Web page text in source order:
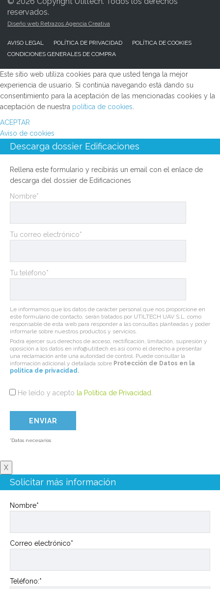
reservados.
Diseño web Retrazos Agencia Creativa
AVISO LEGAL POLÍTICA DE PRIVACIDAD
POLÍTICA DE COOKIES
CONDICIONES GENERALES DE COMPRA
Este sitio web utiliza cookies para que usted tenga la mejor
experiencia de usuario. Si continúa navegando está dando su
consentimiento para la aceptación de las mencionadas cookies y la
aceptación de nuestra política de cookies
ACEPTAR
Aviso de cookies
Descarga dossier Edificaciones
Rellena este formulario y recibirás un email con el enlace de
descarga del dossier de Edificaciones
Nombre*
Tu correo electrónico*
Tu teléfono*
Le informamos que los datos de carácter personal que nos proporcione en
este formulario de contacto, serán tratados por UTILTECH UAV S.L. como
responsable de esta web para responder a las consultas planteadas y poder
informarle sobre nuestros productos y servicios.
Podrá ejercer sus derechos de acceso, rectificación, limitación, supresión y
oposición a los datos en info@utiltech.es así como el derecho a presentar
una reclamación ante una autoridad de control. Puede consultar la
información adicional y detallada sobre Protección de Datos en la
politica de privacidad.
He leído y acepto la Política de Privacidad
*Datos necesarios
X
Solicitar más información
Nombre*
Correo electrónico*
Teléfono:*